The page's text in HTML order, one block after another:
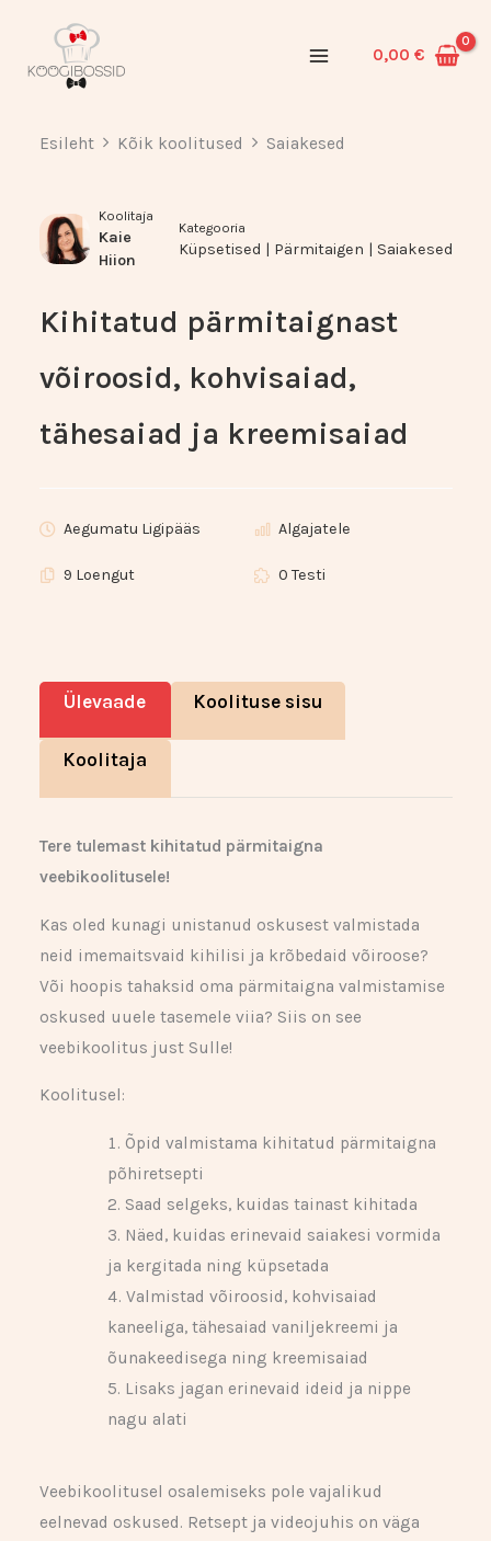
content
0,00 €
Esileht Kõik koolitused Saiakesed
Koolitaja
Kaie
Hiion
Kategooria
Küpsetised | Pärmitaigen | Saiakesed
Kihitatud pärmitaignast
võiroosid, kohvisaiad,
tähesaiad ja kreemisaiad
Aegumatu Ligipääs Algajatele
9 Loengut 0 Testi
Ülevaade Koolituse sisu
Koolitaja
Tere tulemast kihitatud pärmitaigna
veebikoolitusele!
Kas oled kunagi unistanud oskusest valmistada
neid imemaitsvaid kihilisi ja krõbedaid võiroose?
Või hoopis tahaksid oma pärmitaigna valmistamise
oskused uuele tasemele viia? Siis on see
veebikoolitus just Sulle!
Koolitusel:
Õpid valmistama kihitatud pärmitaigna
põhiretsepti
Saad selgeks, kuidas tainast kihitada
Näed, kuidas erinevaid saiakesi vormida
ja kergitada ning küpsetada
Valmistad võiroosid, kohvisaiad
kaneeliga, tähesaiad vaniljekreemi ja
õunakeedisega ning kreemisaiad
Lisaks jagan erinevaid ideid ja nippe
nagu alati
Veebikoolitusel osalemiseks pole vajalikud
eelnevad oskused. Retsept ja videojuhis on väga